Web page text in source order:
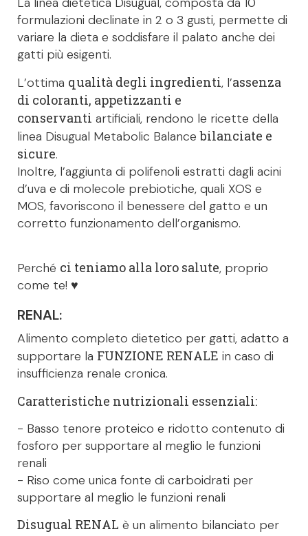
formulazioni declinate in 2 o 3 gusti, permette di
variare la dieta e soddisfare il palato anche dei
gatti più esigenti.
L’ottima qualità degli ingredienti, l’assenza
di coloranti, appetizzanti e
conservanti artificiali, rendono le ricette della
linea Disugual Metabolic Balance bilanciate e
sicure.
Inoltre, l’aggiunta di polifenoli estratti dagli acini
d’uva e di molecole prebiotiche, quali XOS e
MOS, favoriscono il benessere del gatto e un
corretto funzionamento dell’organismo.
Perché ci teniamo alla loro salute, proprio
come te! ♥
RENAL:
Alimento completo dietetico per gatti, adatto a
supportare la FUNZIONE RENALE in caso di
insufficienza renale cronica.
Caratteristiche nutrizionali essenziali:
- Basso tenore proteico e ridotto contenuto di
fosforo per supportare al meglio le funzioni
renali
- Riso come unica fonte di carboidrati per
supportare al meglio le funzioni renali
Disugual RENAL è un alimento bilanciato per